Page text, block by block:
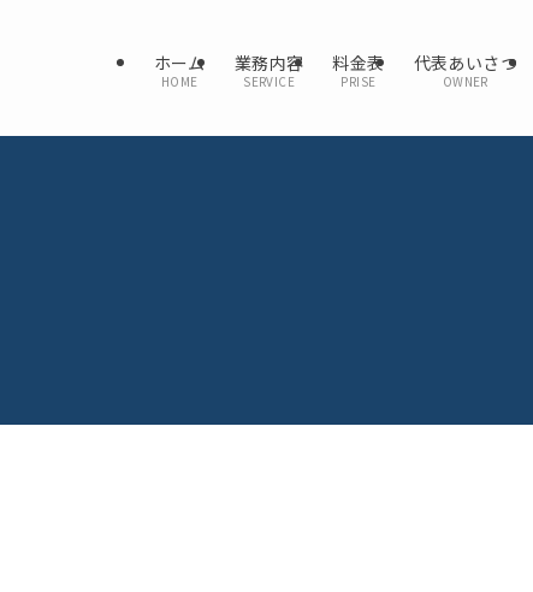
ホーム
HOME
業務内容
SERVICE
料金表
PRISE
代表あいさつ
OWNER